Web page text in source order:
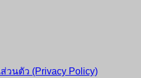
วนตัว (Privacy Policy)